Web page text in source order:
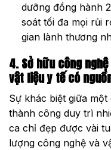
dưỡng đồng hành
soát tối đa mọi rủi
gian lành thương
4. Sở hữu công
vật liệu y tế có
Sự khác biệt giữa một
thành công duy trì
ca chỉ đẹp được vài
lượng công nghệ và